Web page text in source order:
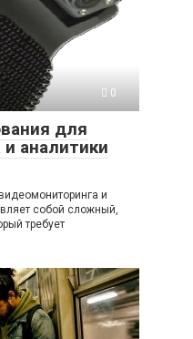
0
для
аналитики
и
собой сложный,
требует